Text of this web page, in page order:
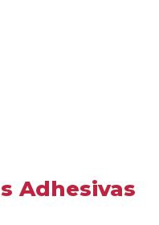
Adhesivas